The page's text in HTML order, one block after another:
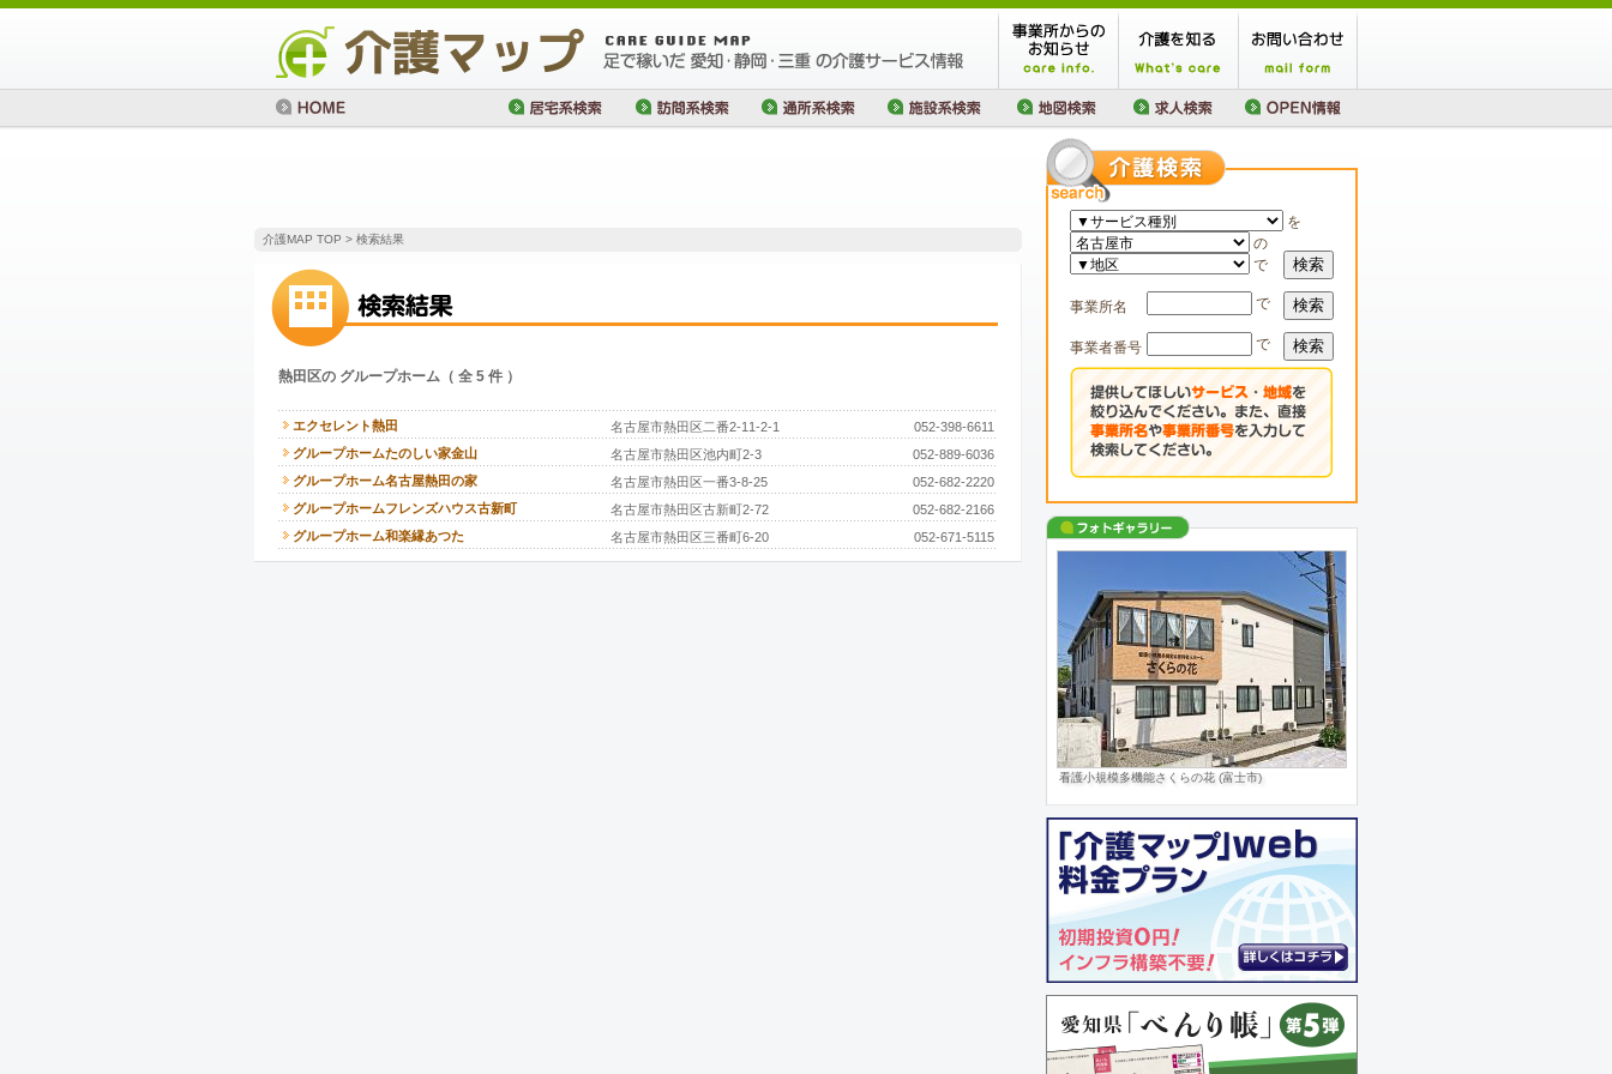
介護MAP TOP > 検索結果
熱田区の グループホーム（ 全 5 件 ）
エクセレント熱田 名古屋市熱田区二番2-11-2-1
052-398-6611
グループホームたのしい家金山
名古屋市熱田区池内町2-3
052-889-6036
グループホーム名古屋熱田の家
名古屋市熱田区一番3-8-25
052-682-2220
グループホームフレンズハウス古新町
名古屋市熱田区古新町2-72
052-682-2166
グループホーム和楽縁あつた
名古屋市熱田区三番町6-20 052-671-5115
を
の
で
検索
事業所名 で 検索
事業者番号 で 検索
看護小規模多機能さくらの花 (富士市)